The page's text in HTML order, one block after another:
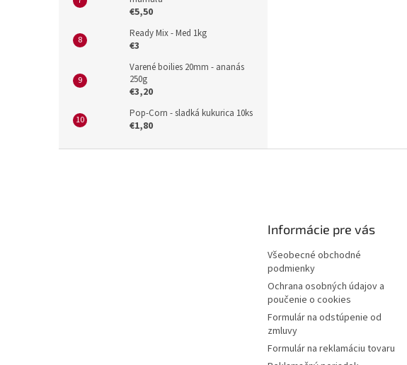
€5,50
Ready Mix - Med 1kg
€3
Varené boilies 20mm - ananás
250g
€3,20
Pop-Corn - sladká kukurica 10ks
€1,80
Informácie pre vás
Všeobecné obchodné
podmienky
Ochrana osobných údajov a
poučenie o cookies
Formulár na odstúpenie od
zmluvy
Formulár na reklamáciu tovaru